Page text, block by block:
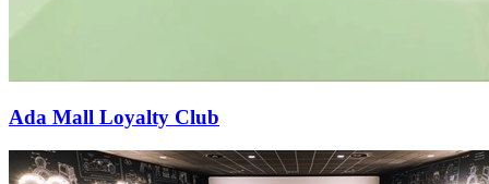
Ada Mall Loyalty Club